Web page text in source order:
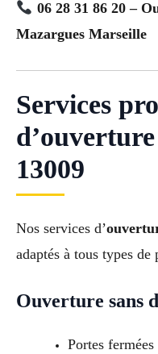
06 28 31 86 20 –
Mazargues Marseille
Services
13009
Nos services d’
adaptés à tous types de
Ouverture sans
Portes